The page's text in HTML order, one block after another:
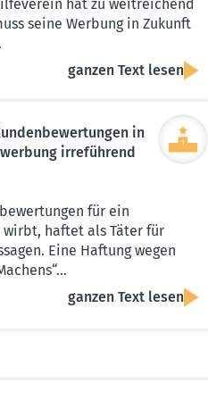
hat zu weitreichend
seine Werbung in Zukunft
ganzen Text lesen
in
irreführend
für ein
haftet als Täter für
Eine Haftung wegen
ganzen Text lesen